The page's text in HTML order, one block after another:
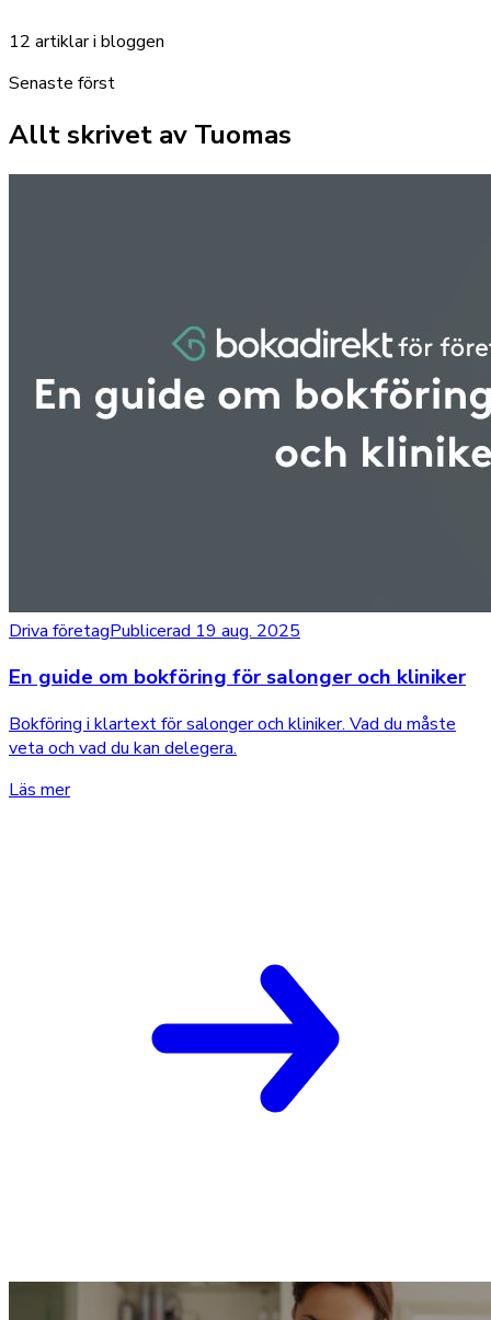
12 artiklari bloggen
Senaste först
Allt skrivet av Tuomas
Driva företagPublicerad 19 aug. 2025
En guide om bokföring för salonger och kliniker
Bokföring i klartext för salonger och kliniker. Vad du måste
veta och vad du kan delegera.
Läs mer